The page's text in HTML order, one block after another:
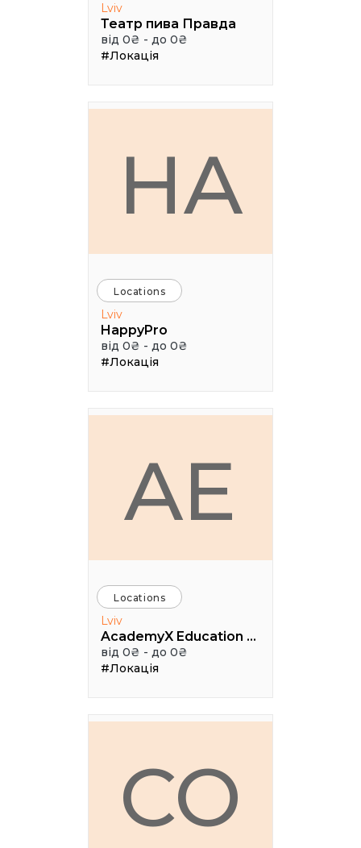
Lviv
Театр пива Правда
від 0₴ - до 0₴
#Локація
HA
Locations
Lviv
HappyPro
від 0₴ - до 0₴
#Локація
AE
Locations
Lviv
AcademyX Education Hub
від 0₴ - до 0₴
#Локація
CO